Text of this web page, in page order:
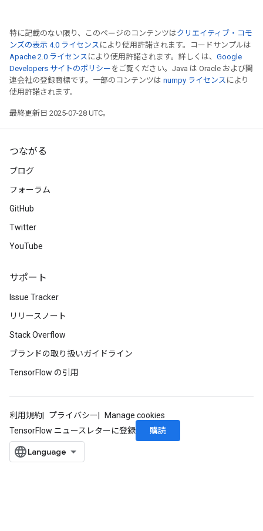
特に記載のない限り、このページのコンテンツはクリエイティブ・コモ
ンズの表示 4.0 ライセンス により使用許諾されます。コードサンプルは
Apache 2.0 ライセンス により使用許諾されます。詳しくは、 Google
Developers サイトのポリシー をご覧ください。Java は Oracle および関
連会社の登録商標です。一部のコンテンツは numpy ライセンス により
使用許諾されます。
最終更新日 2025-07-28 UTC。
つながる
ブログ
フォーラム
GitHub
Twitter
YouTube
サポート
Issue Tracker
リリースノート
Stack Overflow
ブランドの取り扱いガイドライン
TensorFlow の引用
利用規約 プライバシー
Manage cookies
TensorFlow ニュースレターに登録
購読